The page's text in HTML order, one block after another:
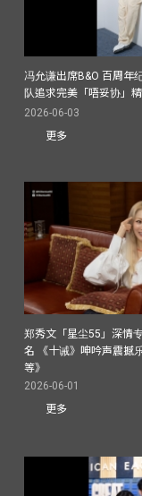
冯允谦出席B&O 百周年
队追求完美「唔妥协」
2026-06-03
更多
郑秀文「星尘55」深情
名 《十诫》呻吟声震撼
等》
2026-06-01
更多